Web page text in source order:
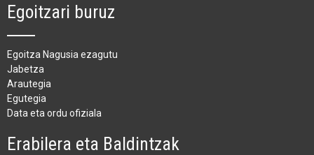
Egoitzari buruz
Egoitza Nagusia ezagutu
Jabetza
Arautegia
Egutegia
Data eta ordu ofiziala
Erabilera eta Baldintzak